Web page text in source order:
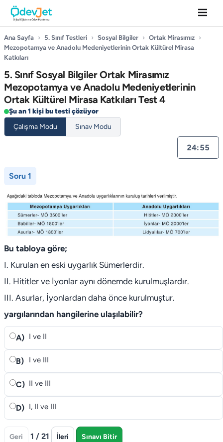
Ana Sayfa › 5. Sınıf Testleri › Sosyal Bilgiler › Ortak Mirasımız ›
Mezopotamya ve Anadolu Medeniyetlerinin Ortak Kültürel Mirasa
Katkıları
5. Sınıf Sosyal Bilgiler Ortak Mirasımız
Mezopotamya ve Anadolu Medeniyetlerinin
Ortak Kültürel Mirasa Katkıları Test 4
Şu an 1 kişi bu testi çözüyor
Çalışma Modu
Sınav Modu
24:55
Soru 1
Bu tabloya göre;
I. Kurulan en eski uygarlık Sümerlerdir.
II. Hititler ve İyonlar aynı dönemde kurulmuşlardır.
III. Asurlar, İyonlardan daha önce kurulmuştur.
yargılarından hangilerine ulaşılabilir?
A) I ve II
B) I ve III
C) II ve III
D) I, II ve III
Geri 1 / 21 İleri Sınavı Bitir